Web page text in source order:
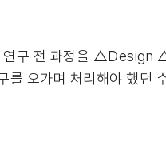
연구 전 과정을
오가며 처리해야 했던